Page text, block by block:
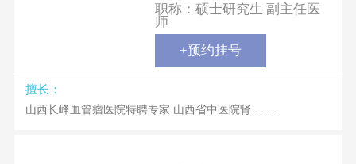
职称： 硕士研究生 副主任医
师
+预约挂号
擅长：
山西长峰血管瘤医院特聘专家 山西省中医院肾.........